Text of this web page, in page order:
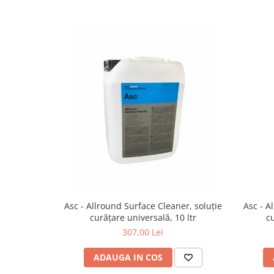
Asc - Allround Surface Cleaner, soluție
curățare universală, 10 ltr
307,00 Lei
ADAUGA IN COS
Asc -